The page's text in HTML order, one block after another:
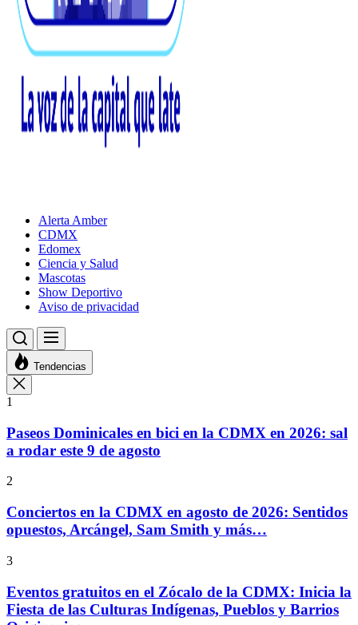
Alerta Amber
CDMX
Edomex
Ciencia y Salud
Mascotas
Show Deportivo
Aviso de privacidad
Tendencias
1
Paseos Dominicales en bici en la CDMX en 2026: sal
a rodar este 9 de agosto
2
Conciertos en la CDMX en agosto de 2026: Sentidos
opuestos, Arcángel, Sam Smith y más…
3
Eventos gratuitos en el Zócalo de la CDMX: Inicia la
Fiesta de las Culturas Indígenas, Pueblos y Barrios